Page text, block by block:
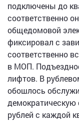
подключены до
соответственно
общедомовой
фиксировал с
соответственно
в МОП.
лифтов. В
обошлось
рублей с каждой